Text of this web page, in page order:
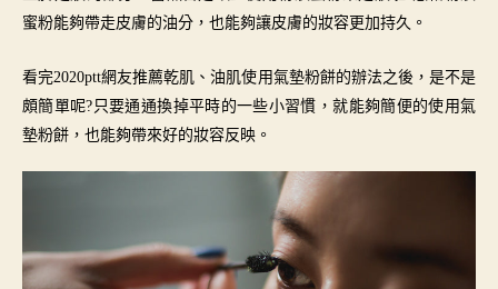
蜜粉能夠帶走皮膚的油分，也能夠讓皮膚的妝容更加持久。
看完2020ptt網友推薦乾肌、油肌使用氣墊粉餅的辦法之後，是不是
頗簡單呢?只要通通換掉平時的一些小習慣，就能夠簡便的使用氣
墊粉餅，也能夠帶來好的妝容反映。